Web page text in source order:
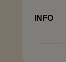
INFO